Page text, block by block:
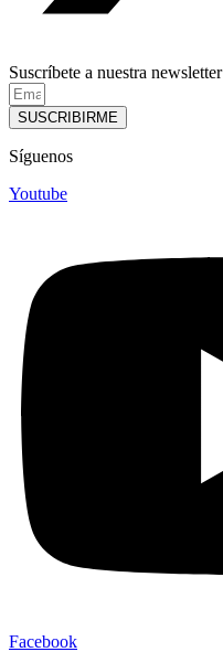
Suscríbete a nuestra newsletter
SUSCRIBIRME
Síguenos
Youtube
Facebook